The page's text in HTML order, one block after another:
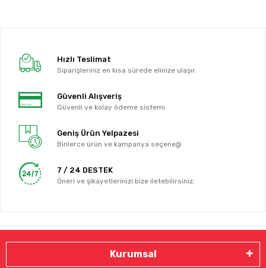
Hızlı Teslimat
Siparişleriniz en kısa sürede elinize ulaşır.
Güvenli Alışveriş
Güvenli ve kolay ödeme sistemi
Geniş Ürün Yelpazesi
Binlerce ürün ve kampanya seçeneği
7 / 24 DESTEK
Öneri ve şikayetlerinizi bize iletebilirsiniz.
Kurumsal